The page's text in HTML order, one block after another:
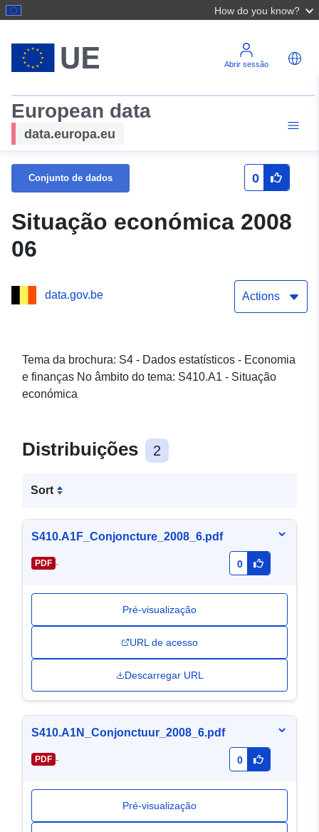
How do you know?
Abrir sessão
European data
data.europa.eu
Conjunto de dados 0
Situação económica 2008
06
data.gov.be Actions
Tema da brochura: S4 - Dados estatísticos - Economia
e finanças No âmbito do tema: S410.A1 - Situação
económica
Distribuições 2
Sort
S410.A1F_Conjoncture_2008_6.pdf
PDF - 0
Pré-visualização
URL de acesso
Descarregar URL
S410.A1N_Conjonctuur_2008_6.pdf
PDF - 0
Pré-visualização